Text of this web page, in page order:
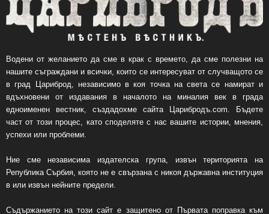
Водени от желанието да сме в крак с времето, да сме полезни на
нашите съграждани и всички, които се интересуват от случващото се
в град Цариброд, независимо в коя точка на света се намират и
вдъхновени от издавания в началото на миналия век в града
едноименен вестник, създадохме сайта Царибродъ.com. Бъдете
част от този процес, като споделяте с нас вашите истории, мнения,
успехи или проблеми.
Ние сме независима издателска група, извън територията на
Република Сърбия, която не е свързана с никоя държавна институция
в или извън нейните предели.
Съдържанието на този сайт е защитено от Първата поправка към